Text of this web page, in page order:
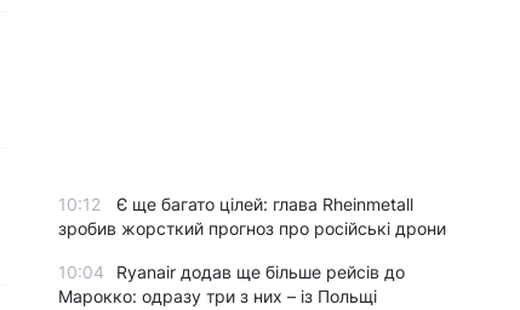
10:12
Є ще багато цілей: глава Rheinmetall
зробив жорсткий прогноз про російські дрони
10:04
Ryanair додав ще більше рейсів до
Марокко: одразу три з них – із Польщі